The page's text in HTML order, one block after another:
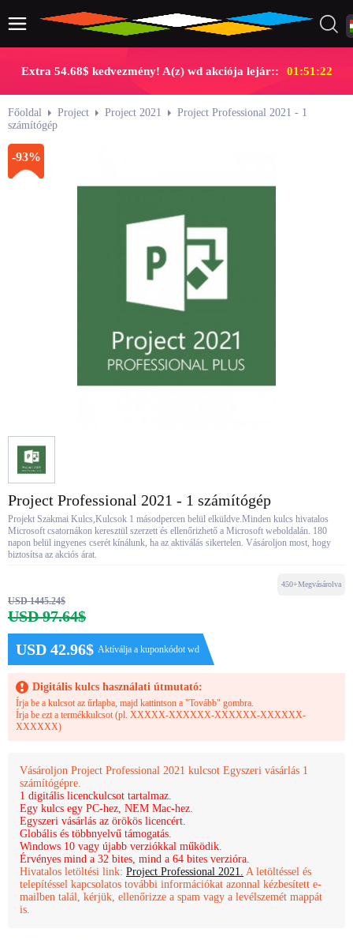
Extra 54.68$ kedvezmény! A(z) wd akciója lejár:: 01:51:22
Főoldal Project Project 2021
Project Professional 2021 - 1
számítógép
-93%
Project Professional 2021 - 1 számítógép
Projekt Szakmai Kulcs,Kulcsok 1 másodpercen belül elküldve.Minden kulcs hivatalos
Microsoft csatornákon keresztül szerzett és ellenőrizhető a Microsoft weboldalán. 180
napon belül ingyenes cserét kínálunk, ha az aktiválás sikertelen. Vásároljon most, hogy
biztosítsa az akciós árat.
USD 1445.24$
USD 97.64$
USD 42.96$ Aktíválja a kuponkódot wd
450+Megvásárolva
Digitális kulcs használati útmutató:
Írja be a kulcsot az űrlapba, majd kattintson a "Tovább" gombra.
Írja be ezt a termékkulcsot (pl. XXXXX-XXXXXX-XXXXXX-XXXXXX-
XXXXXX)
Vásároljon Project Professional 2021 kulcsot Egyszeri vásárlás 1
számítógépre.
1 digitális licenckulcsot tartalmaz.
Egy kulcs egy PC-hez, NEM Mac-hez.
Egyszeri vásárlás az örökös licencért.
Globális és többnyelvű támogatás.
Windows 10 vagy újabb verziókkal működik.
Érvényes mind a 32 bites, mind a 64 bites verzióra.
Hivatalos letöltési link: Project Professional 2021. A letöltéssel és
telepítéssel kapcsolatos további információkat azonnal kézbesített e-
mailben talál, kérjük, ellenőrizze a spam vagy a levélszemét mappát
is.